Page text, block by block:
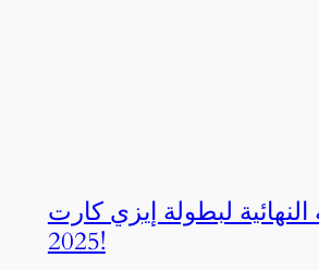
النهائية لبطولة إيزي كارت
2025!